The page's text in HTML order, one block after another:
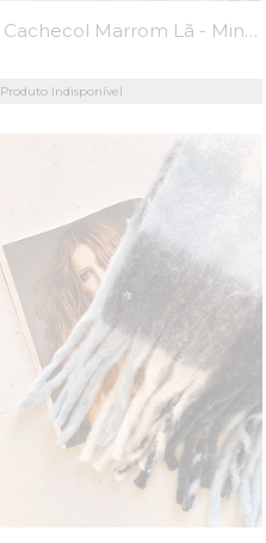
Cachecol Marrom Lã - MiniMoni
Produto Indisponível